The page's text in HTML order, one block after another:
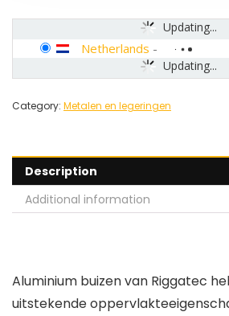
Updating...
Updating...
Netherlands -
Category: Metalen en legeringen
Description
Additional information
Aluminium buizen van Riggatec
uitstekende